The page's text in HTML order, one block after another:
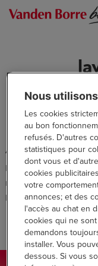
Aucun résultat
La page demandée est
recherche ou utilisez le
localiser l'article.
Nous
Les cookies
au bon
refusés. D'autres
statistiques pour
dont vous et
cookies
votre
annonces; et des
l'accès au chat en
cookies qui ne
demandons
installer. Vous
dessous. Si vous